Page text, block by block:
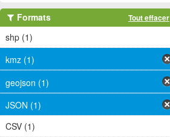
Formats Tout effacer
shp (1)
kmz (1)
geojson (1)
JSON (1)
CSV (1)